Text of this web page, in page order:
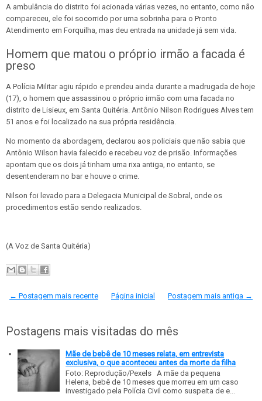
A ambulância do distrito foi acionada várias vezes, no entanto, como não
compareceu, ele foi socorrido por uma sobrinha para o Pronto
Atendimento em Forquilha, mas deu entrada na unidade já sem vida.
Homem que matou o próprio irmão a facada é
preso
A Polícia Militar agiu rápido e prendeu ainda durante a madrugada de hoje
(17), o homem que assassinou o próprio irmão com uma facada no
distrito de Lisieux, em Santa Quitéria. Antônio Nilson Rodrigues Alves tem
51 anos e foi localizado na sua própria residência.
No momento da abordagem, declarou aos policiais que não sabia que
Antônio Wilson havia falecido e recebeu voz de prisão. Informações
apontam que os dois já tinham uma rixa antiga, no entanto, se
desentenderam no bar e houve o crime.
Nilson foi levado para a Delegacia Municipal de Sobral, onde os
procedimentos estão sendo realizados.
(A Voz de Santa Quitéria)
← Postagem mais recente Postagem mais antiga →
Página inicial
Postagens mais visitadas do mês
Mãe de bebê de 10 meses relata, em entrevista
exclusiva, o que aconteceu antes da morte da filha
Foto: Reprodução/Pexels A mãe da pequena
Helena, bebê de 10 meses que morreu em um caso
investigado pela Polícia Civil como suspeita de e...